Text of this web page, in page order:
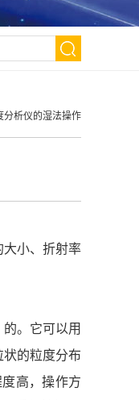
分析仪的湿法操作
大小、折射率
。它可以用
的粒度分布
高，操作方